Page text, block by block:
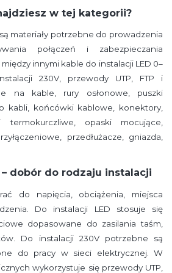
w tej kategorii?
materiały potrzebne do prowadzenia
połączeń i zabezpieczania
innymi kable do instalacji LED 0–
230V, przewody UTP, FTP i
na kable, rury osłonowe, puszki
kabli, końcówki kablowe, konektory,
opaski mocujące,
przedłużacze, gniazda,
dobór do rodzaju instalacji
do napięcia, obciążenia, miejsca
Do instalacji LED stosuje się
dopasowane do zasilania taśm,
Do instalacji 230V potrzebne są
do pracy w sieci elektrycznej. W
wykorzystuje się przewody UTP,